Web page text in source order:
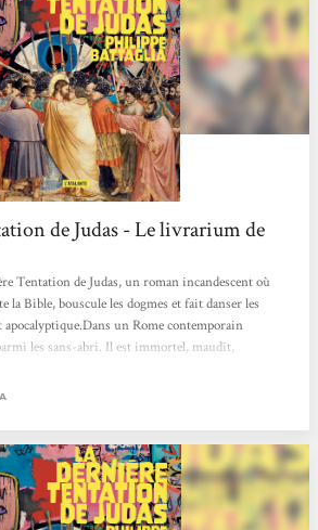
de Judas - Le livrarium de
Tentation de Judas, un roman incandescent où
la Bible, bouscule les dogmes et fait danser les
un Rome contemporain
les sans-abri. Il est immortel, maudit,
Chaque nuit, il tente de mettre fin à sa vie.
Il promet la rédemption : s’il...